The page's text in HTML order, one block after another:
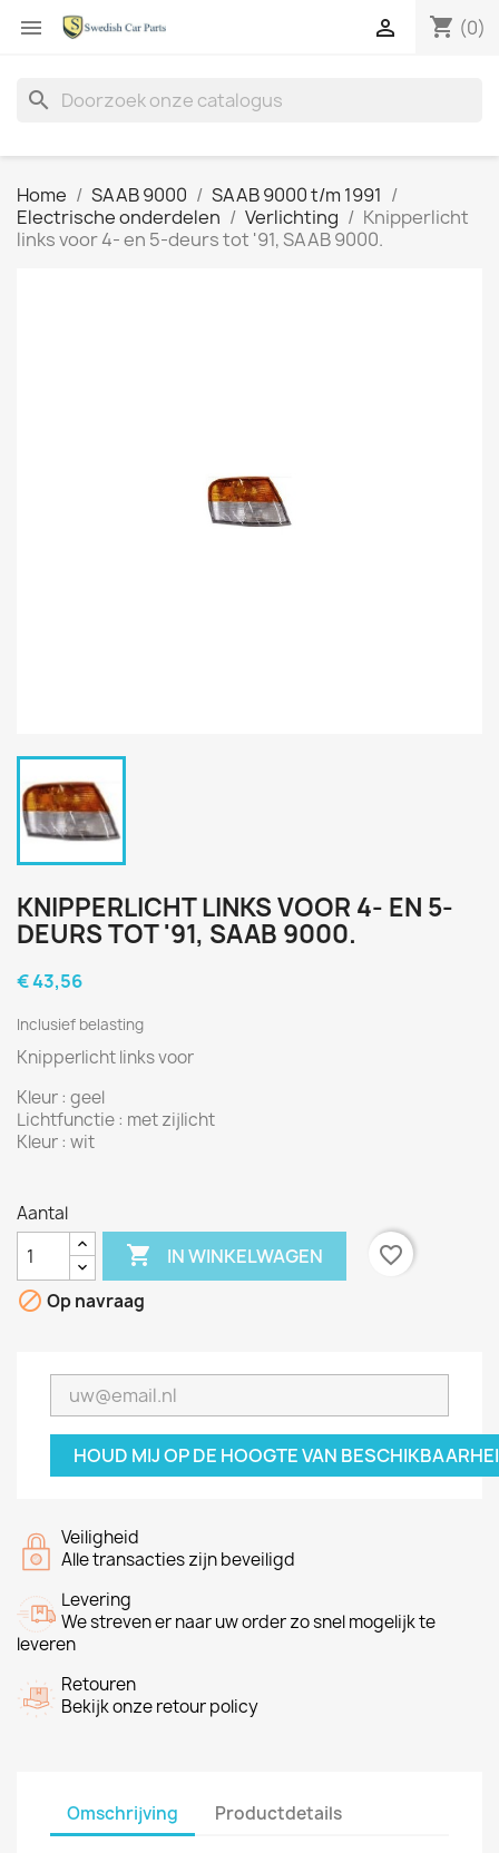
 shopping_cart (0)

search
Home SAAB 9000
SAAB 9000 t/m 1991
Electrische onderdelen
Verlichting
Knipperlicht
links voor 4- en 5-deurs tot '91, SAAB 9000.
KNIPPERLICHT LINKS VOOR 4- EN 5-
DEURS TOT '91, SAAB 9000.
€ 43,56
Inclusief belasting
Knipperlicht links voor
Kleur : geel
Lichtfunctie : met zijlicht
Kleur : wit
Aantal
 IN WINKELWAGEN
favorite_border
 Op navraag
HOUD MIJ OP DE HOOGTE VAN
Veiligheid
Alle transacties zijn beveiligd
Levering
We streven er naar uw order zo snel mogelijk te
leveren
Retouren
Bekijk onze retour policy
Omschrijving Productdetails